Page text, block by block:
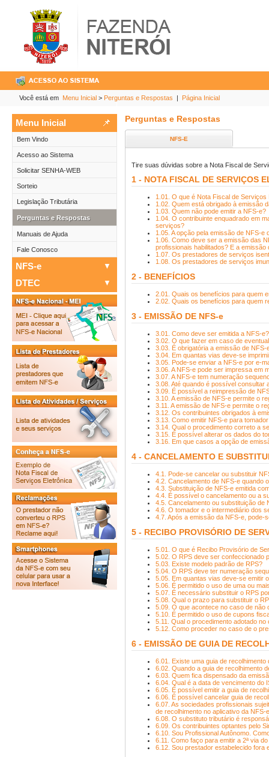
Você está em Menu Inicial > Perguntas e Respostas | Página Inicial
Menu Inicial
Bem Vindo
Acesso ao Sistema
Solicitar SENHA-WEB
Sorteio
Legislação Tributária
Perguntas e Respostas
Manuais de Ajuda
Fale Conosco
NFS-e
Consulte seus Créditos
Sorteio
Verifique a Autenticidade
Consulta de RPS
DTEC
Informações
Perguntas e Respostas
Tire suas dúvidas sobre a Nota Fiscal de
1 - NOTA FISCAL DE SERVIÇOS
1.01. O que é Nota Fiscal de Serviços
1.02. Quem está obrigado à emissão
1.03. Quem não pode emitir a NFS-e?
1.04. O contribuinte enquadrado em
serviços?
1.05. A opção pela emissão de NFS-
1.06. Como deve ser a emissão das
profissionais habilitados? E a
1.07. Os prestadores de serviços
1.08. Os prestadores de serviços
2 - BENEFÍCIOS
2.01. Quais os benefícios para quem
2.02. Quais os benefícios para quem
3 - EMISSÃO DE NFS-e
3.01. Como deve ser emitida a NFS-e?
3.02. O que fazer em caso de
3.03. É obrigatória a emissão de NFS-
3.04. Em quantas vias deve-se
3.05. Pode-se enviar a NFS-e por e-
3.06. A NFS-e pode ser impressa em
3.07. A NFS-e tem numeração
3.08. Até quando é possível consultar
3.09. É possível a reimpressão de
3.10. A emissão de NFS-e permite o
3.11. A emissão de NFS-e permite o
3.12. Os contribuintes obrigados à
3.13. Como emitir NFS-e para
3.14. Qual o procedimento correto a
3.15. É possível alterar os dados do
3.16. Em que casos a opção de
4 - CANCELAMENTO E
4.1. Pode-se cancelar ou substituir
4.2. Cancelamento de NFS-e quando
4.3. Substituição de NFS-e emitida
4.4. É possível o cancelamento ou a
4.5. Cancelamento ou substituição de
4.6. O tomador e o intermediário dos
4.7. Após a emissão da NFS-e, pode-
5 - RECIBO PROVISÓRIO DE
5.01. O que é Recibo Provisório de
5.02. O RPS deve ser confeccionado
5.03. Existe modelo padrão de RPS?
5.04. O RPS deve ter numeração
5.05. Em quantas vias deve-se emitir
5.06. É permitido o uso de uma ou
5.07. É necessário substituir o RPS
5.08. Qual o prazo para substituir o
5.09. O que acontece no caso de não
5.10. É permitido o uso de cupons
5.11. Qual o procedimento adotado
5.12. Como proceder no caso de o
6 - EMISSÃO DE GUIA DE
6.01. Existe uma guia de
6.02. Quando a guia de recolhimento
6.03. Quem fica dispensado da
6.04. Qual é a data de vencimento do
6.05. É possível emitir a guia de
6.06. É possível cancelar guia de
6.07. As sociedades profissionais
de recolhimento no aplicativo da NFS-
6.08. O substituto tributário é
6.09. Os contribuintes optantes pelo
6.10. Sou Profissional Autônomo.
6.11. Como faço para emitir a 2ª via
6.12. Sou prestador estabelecido fora